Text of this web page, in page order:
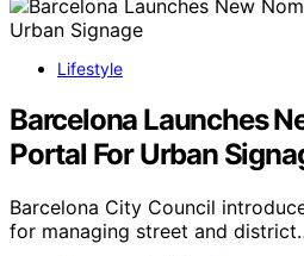
Lifestyle
Barcelona Launches
Portal For Urban
Barcelona City Council
for managing street and